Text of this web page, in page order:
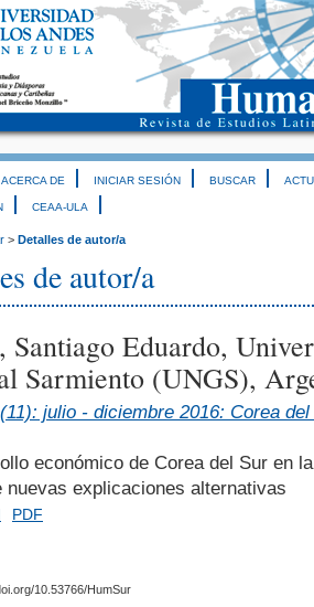
ACERCA DE INICIAR SESIÓN BUSCAR
CEAA-ULA
> Detalles de autor/a
de autor/a
Santiago Eduardo,
Sarmiento (UNGS),
julio - diciembre 2016: Corea
económico de Corea del Sur en
nuevas explicaciones alternativas
PDF
10.53766/HumSur